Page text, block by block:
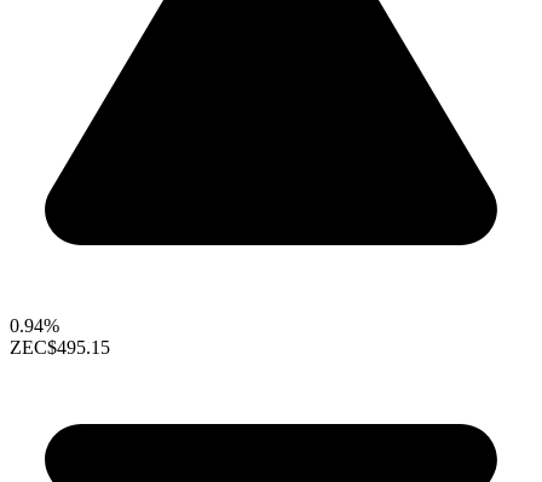
0.94%
ZEC$495.15